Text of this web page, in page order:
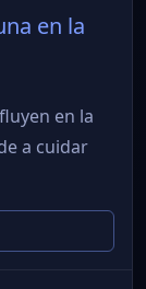
en la
en la
a cuidar